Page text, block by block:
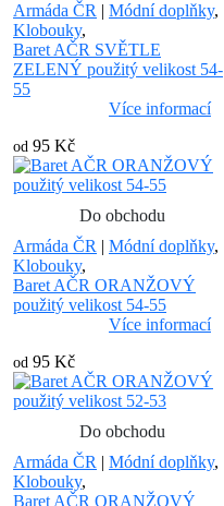
Armáda ČR | Módní doplňky,
Klobouky,
Baret AČR SVĚTLE
ZELENÝ použitý velikost 54-
55
Více informací
od 95 Kč
Do obchodu
Armáda ČR | Módní doplňky,
Klobouky,
Baret AČR ORANŽOVÝ
použitý velikost 54-55
Více informací
od 95 Kč
Do obchodu
Armáda ČR | Módní doplňky,
Klobouky,
Baret AČR ORANŽOVÝ